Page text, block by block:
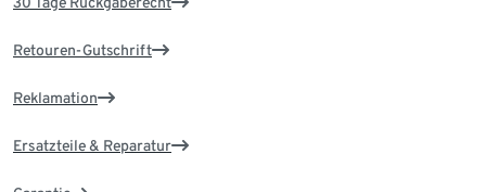
Retouren-Gutschrift
Reklamation
Ersatzteile & Reparatur